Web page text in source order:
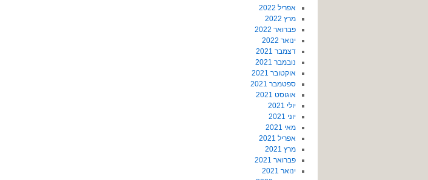
אפריל 2022
מרץ 2022
פברואר 2022
ינואר 2022
דצמבר 2021
נובמבר 2021
אוקטובר 2021
ספטמבר 2021
אוגוסט 2021
יולי 2021
יוני 2021
מאי 2021
אפריל 2021
מרץ 2021
פברואר 2021
ינואר 2021